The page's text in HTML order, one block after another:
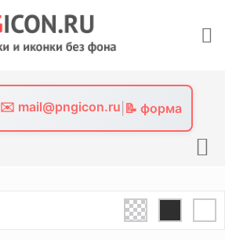
✉️ mail@pngicon.ru 📝 форма